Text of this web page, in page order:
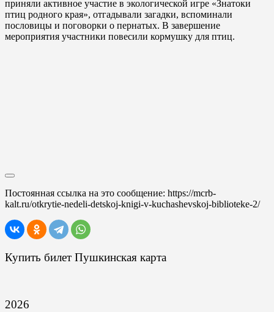
приняли активное участие в экологической игре «Знатоки
птиц родного края», отгадывали загадки, вспоминали
пословицы и поговорки о пернатых. В завершение
мероприятия участники повесили кормушку для птиц.
Постоянная ссылка на это сообщение: https://mcrb-
kalt.ru/otkrytie-nedeli-detskoj-knigi-v-kuchashevskoj-biblioteke-2/
Купить билет Пушкинская карта
2026